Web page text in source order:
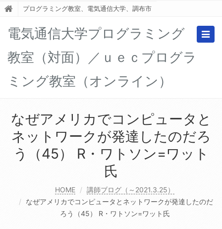
プログラミング教室、電気通信大学、調布市
電気通信大学プログラミング
教室（対面）／ｕｅｃプログラ
ミング教室（オンライン）
なぜアメリカでコンピュータと
ネットワークが発達したのだろ
う（45） R・ワトソン=ワット
氏
HOME
講師ブログ（～2021.3.25）
なぜアメリカでコンピュータとネットワークが発達したのだ
ろう（45） R・ワトソン=ワット氏